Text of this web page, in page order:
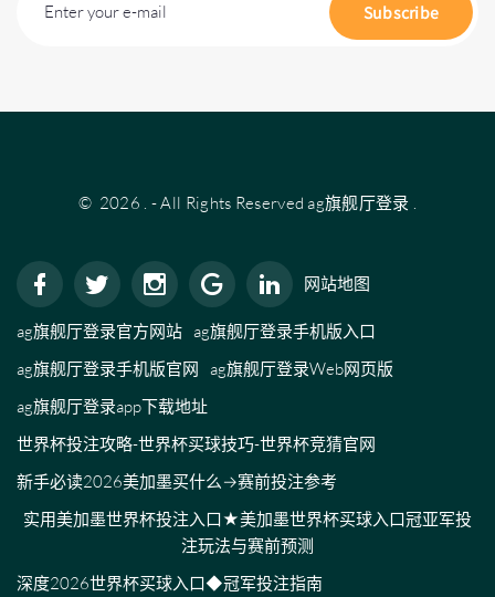
Enter your e-mail Subscribe
© 2026 . - All Rights Reservedag旗舰厅登录 .
网站地图
ag旗舰厅登录官方网站 ag旗舰厅登录手机版入口
ag旗舰厅登录手机版官网
ag旗舰厅登录Web网页版
ag旗舰厅登录app下载地址
世界杯投注攻略-世界杯买球技巧-世界杯竞猜官网
新手必读2026美加墨买什么→赛前投注参考
实用美加墨世界杯投注入口★美加墨世界杯买球入口冠亚军投
注玩法与赛前预测
深度2026世界杯买球入口◆冠军投注指南